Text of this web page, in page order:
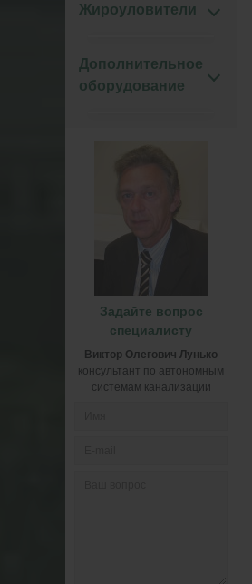
Жироуловители
Дополнительное
оборудование
Задайте вопрос
специалисту
Виктор Олегович Лунько
консультант по автономным
системам канализации